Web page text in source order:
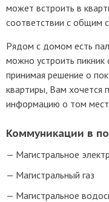
может встроить в
соответствии с общим
Рядом с домом есть
можно устроить
принимая решение о
квартиры, Вам хочется
информацию о том
Коммуникации в
Магистральное
Магистральный газ
Магистральное